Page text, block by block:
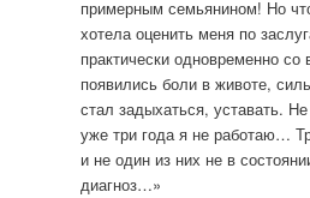
примерным семьянином! Но
хотела оценить меня по
практически одновременно
появились боли в животе,
стал задыхаться, уставать.
уже три года я не работаю…
и не один из них не в
диагноз…»